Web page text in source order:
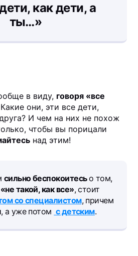
как дети, а
ты…»
в виду, говоря «все
они, эти все дети,
И чем на них не похож
чтобы вы порицали
над этим!
сильно беспокоитесьо том,
такой, как все», стоит
со специалистом, причем
, а уже потом с детским.